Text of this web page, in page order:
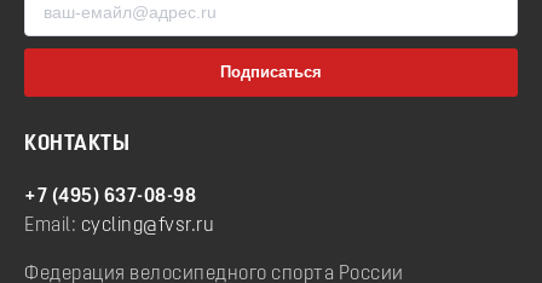
КОНТАКТЫ
+7 (495) 637-08-98
Email: cycling@fvsr.ru
Федерация велосипедного спорта России